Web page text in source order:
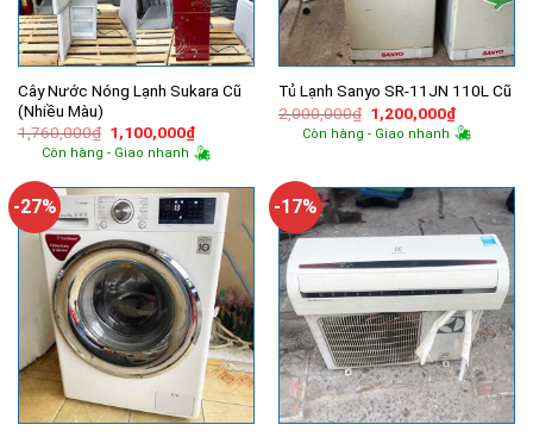
Cây Nước Nóng Lạnh Sukara Cũ
(Nhiều Màu)
1,760,000₫ Giá
gốc
là:
1,100,000₫Giá
hiện
tại
1,100,000₫.
Còn hàng - Giao nhanh
Tủ Lạnh Sanyo SR-11JN 110L Cũ
2,000,000₫ Giá
gốc
là:
1,200,000₫Giá
hiện
tại
Còn hàng - Giao nhanh
-27% -17%